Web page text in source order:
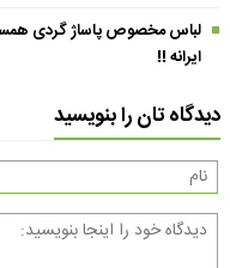
لباس مخصوص پاساژ گردی همسر
ایرانه !!
دیدگاه تان را بنویسید